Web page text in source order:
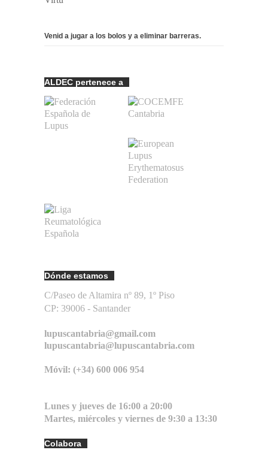
Venid a jugar a los bolos y a eliminar barreras.
ALDEC pertenece a
Dónde estamos
C/Paseo de Altamira nº 89, 1º Piso
CP: 39006 - Santander
lupuscantabria@gmail.com
lupuscantabria@lupuscantabria.com
Móvil: (+34) 600 006 954
Lunes y jueves de 16:00 a 20:00
Martes, miércoles y viernes de 9:30 a 13:30
Colabora